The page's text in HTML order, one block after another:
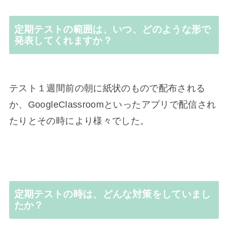
定期テストの範囲は、いつ、どのような形で
発表してくれますか？
テスト１週間前の朝に紙状のもので配布される
か、GoogleClassroomといったアプリで配信され
たりとその時により様々でした。
定期テストの時は、どんな対策をしていまし
たか？